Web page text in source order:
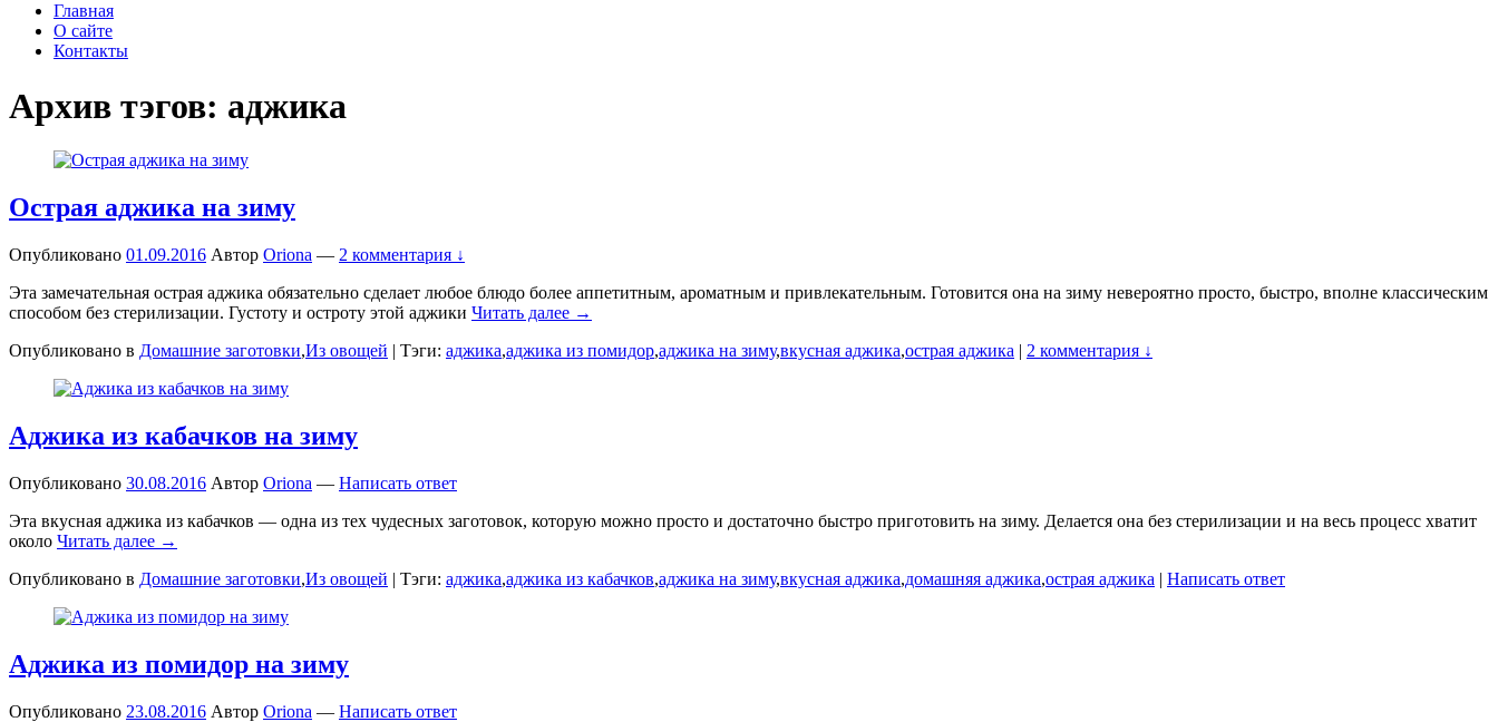
Главная
О сайте
Контакты
Архив тэгов: аджика
Острая аджика на зиму
Опубликовано 01.09.2016 Автор Oriona — 2 комментария ↓
Эта замечательная острая аджика обязательно сделает любое блюдо более аппетитным, ароматным и привлекательным. Готовится она на зиму невероятно просто, быстро, вполне классическим
способом без стерилизации. Густоту и остроту этой аджики Читать далее →
Опубликовано в Домашние заготовки,Из овощей | Тэги: аджика,аджика из помидор,аджика на зиму,вкусная аджика,острая аджика | 2 комментария ↓
Аджика из кабачков на зиму
Опубликовано 30.08.2016 Автор Oriona — Написать ответ
Эта вкусная аджика из кабачков — одна из тех чудесных заготовок, которую можно просто и достаточно быстро приготовить на зиму. Делается она без стерилизации и на весь процесс хватит
около Читать далее →
Опубликовано в Домашние заготовки,Из овощей | Тэги: аджика,аджика из кабачков,аджика на зиму,вкусная аджика,домашняя аджика,острая аджика | Написать ответ
Аджика из помидор на зиму
Опубликовано 23.08.2016 Автор Oriona — Написать ответ